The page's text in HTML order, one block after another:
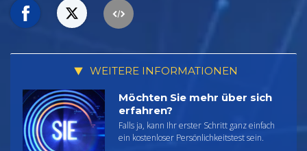
WEITERE INFORMATIONEN
Möchten Sie mehr über sich
erfahren?
Falls ja, kann Ihr erster Schritt ganz einfach
ein kostenloser Persönlichkeitstest sein.